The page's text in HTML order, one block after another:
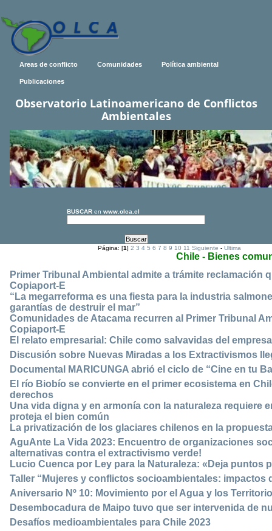
Areas de conflicto Comunidades Política ambiental
Publicaciones
Observatorio Latinoamericano de Conflictos
Ambientales
BUSCAR en www.olca.cl
Página: [1]2 3 4 5 6 7 8 9 10 11 Siguiente -Ultima
Chile - Bienes
Primer Tribunal Ambiental admite a trámite reclamación
Copiaport-E
“La megarreforma es una fiesta para la industria
garantías de destruir el mar”
Comunidades de Atacama recurren al Primer Tribunal
Copiaport-E
El relato empresarial: Chile como salvavidas del
Discusión sobre Nuevas Miradas a los Extractivismos
Documental MARICUNGA abrió el ciclo de “Cine en tu
El río Biobío se convierte en el primer ecosistema en
derechos
Una vida digna y en armonía con la naturaleza requiere
proteja el bien común
La privatización de los glaciares chilenos en la
AguAnte La Vida 2023: Encuentro de organizaciones
alternativas contra el extractivismo verde!
Lucio Cuenca por Ley para la Naturaleza: «Deja puntos
Taller “Mujeres y conflictos socioambientales: impactos
Aniversario Nº 10: Movimiento por el Agua y los
Desembocadura de Maipo tuvo que ser intervenida de
Desafíos medioambientales para Chile 2023